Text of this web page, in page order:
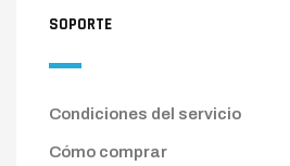
SOPORTE
Condiciones del servicio
Cómo comprar